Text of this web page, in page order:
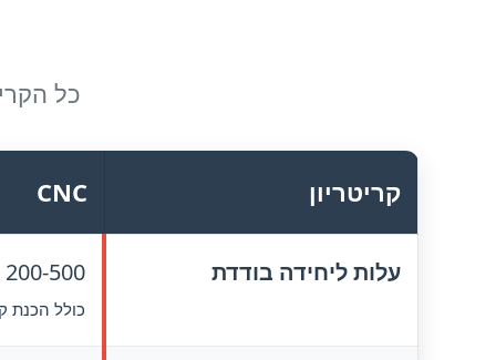
כל
קריטריון CNC
עלות ליחידה בודדת 200-500 ₪
כולל הכנת